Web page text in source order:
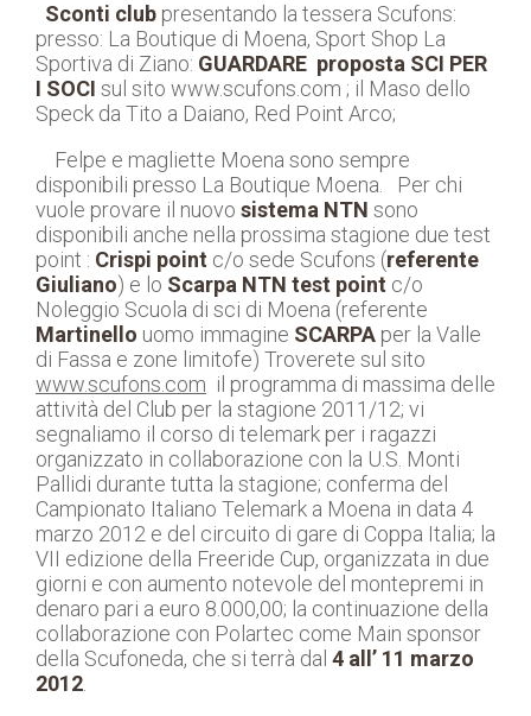
Sconti club presentando la tessera Scufons:
presso: La Boutique di Moena, Sport Shop La
Sportiva di Ziano: GUARDARE proposta SCI PER
I SOCI sul sito www.scufons.com ; il Maso dello
Speck da Tito a Daiano, Red Point Arco;
Felpe e magliette Moena sono sempre
disponibili presso La Boutique Moena. Per chi
vuole provare il nuovo sistema NTN sono
disponibili anche nella prossima stagione due test
point : Crispi point c/o sede Scufons (referente
Giuliano) e lo Scarpa NTN test point c/o
Noleggio Scuola di sci di Moena (referente
Martinello uomo immagine SCARPA per la Valle
di Fassa e zone limitofe) Troverete sul sito
www.scufons.com il programma di massima delle
attività del Club per la stagione 2011/12; vi
segnaliamo il corso di telemark per i ragazzi
organizzato in collaborazione con la U.S. Monti
Pallidi durante tutta la stagione; conferma del
Campionato Italiano Telemark a Moena in data 4
marzo 2012 e del circuito di gare di Coppa Italia; la
VII edizione della Freeride Cup, organizzata in due
giorni e con aumento notevole del montepremi in
denaro pari a euro 8.000,00; la continuazione della
collaborazione con Polartec come Main sponsor
della Scufoneda, che si terrà dal 4 all’ 11 marzo
2012